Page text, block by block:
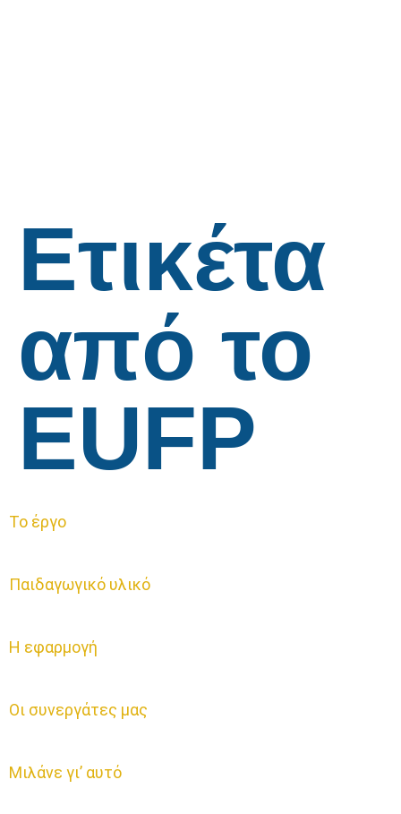
Ετικέτα
από το
EUFP
Το έργο
Παιδαγωγικό υλικό
Η εφαρμογή
Οι συνεργάτες μας
Μιλάνε γι’ αυτό